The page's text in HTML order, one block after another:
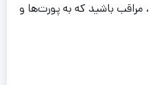
هنگام نصب فیس پلیت GP-529، مراقب باشید که به پورت‌ها و